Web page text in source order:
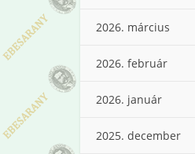
2026. március
2026. február
2026. január
2025. december